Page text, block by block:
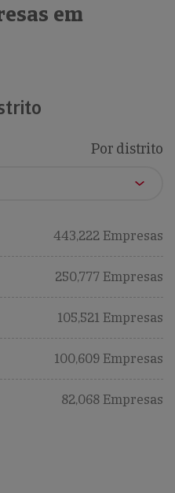
em
Por distrito
443,222 Empresas
250,777 Empresas
105,521 Empresas
100,609 Empresas
82,068 Empresas